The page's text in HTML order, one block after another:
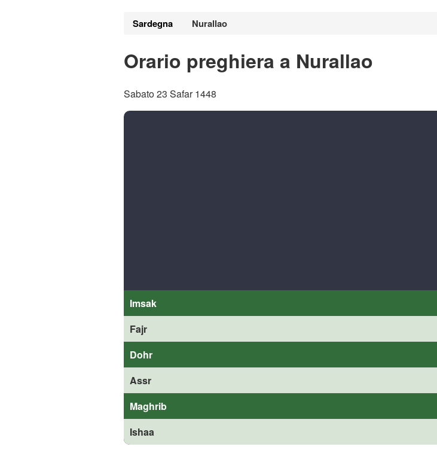
Sardegna Nurallao
Orario preghiera a Nurallao
Sabato 23 Safar 1448
Imsak
Fajr
Dohr
Assr
Maghrib
Ishaa